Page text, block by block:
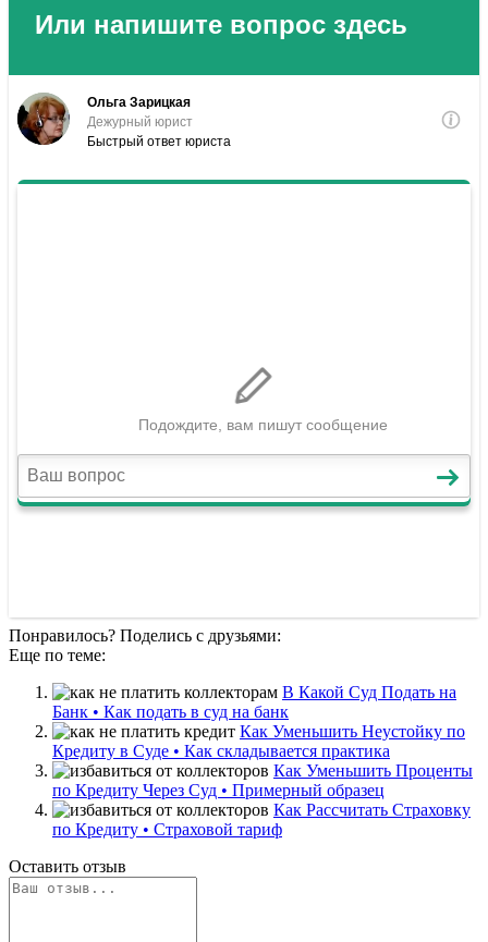
Понравилось? Поделись с друзьями:
Еще по теме:
В Какой Суд Подать на
Банк • Как подать в суд на банк
Как Уменьшить Неустойку по
Кредиту в Суде • Как складывается практика
Как Уменьшить Проценты
по Кредиту Через Суд • Примерный образец
Как Рассчитать Страховку
по Кредиту • Страховой тариф
Оставить отзыв